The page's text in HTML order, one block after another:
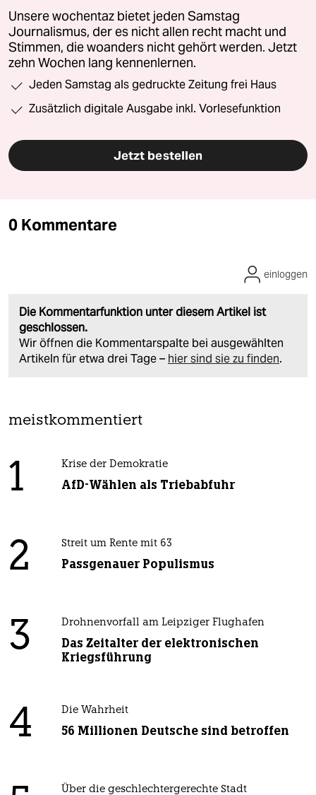
Unsere wochentaz bietet jeden Samstag
Journalismus, der es nicht allen recht macht und
Stimmen, die woanders nicht gehört werden. Jetzt
zehn Wochen lang kennenlernen.
Jeden Samstag als gedruckte Zeitung frei Haus
Zusätzlich digitale Ausgabe inkl. Vorlesefunktion
Jetzt bestellen
0 Kommentare
Die Kommentarfunktion unter diesem Artikel ist
geschlossen.
Wir öffnen die Kommentarspalte bei ausgewählten
Artikeln für etwa drei Tage – hier sind sie zu finden.
einloggen
meistkommentiert
1 Krise der Demokratie
AfD-Wählen als Triebabfuhr
2 Streit um Rente mit 63
Passgenauer Populismus
3 Drohnenvorfall am Leipziger Flughafen
Das Zeitalter der elektronischen
Kriegsführung
4 Die Wahrheit
56 Millionen Deutsche sind betroffen
Über die geschlechtergerechte Stadt